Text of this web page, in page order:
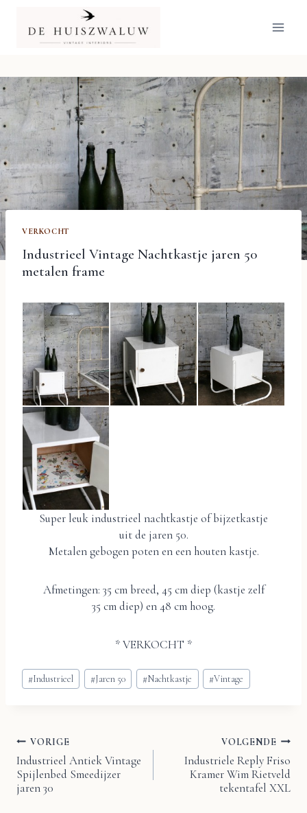
inhoud
VERKOCHT
Industrieel Vintage Nachtkastje jaren 50
metalen frame
Super leuk industrieel nachtkastje of bijzetkastje
uit de jaren 50.
Metalen gebogen poten en een houten kastje.
Afmetingen: 35 cm breed, 45 cm diep (kastje zelf
35 cm diep) en 48 cm hoog.
* VERKOCHT *
Bericht
tags:
#Industrieel #Jaren 50 #Nachtkastje #Vintage
Bericht
navigatie
VORIGE
Industrieel Antiek Vintage
Spijlenbed Smeedijzer
jaren 30
VOLGENDE
Industriele Reply Friso
Kramer Wim Rietveld
tekentafel XXL